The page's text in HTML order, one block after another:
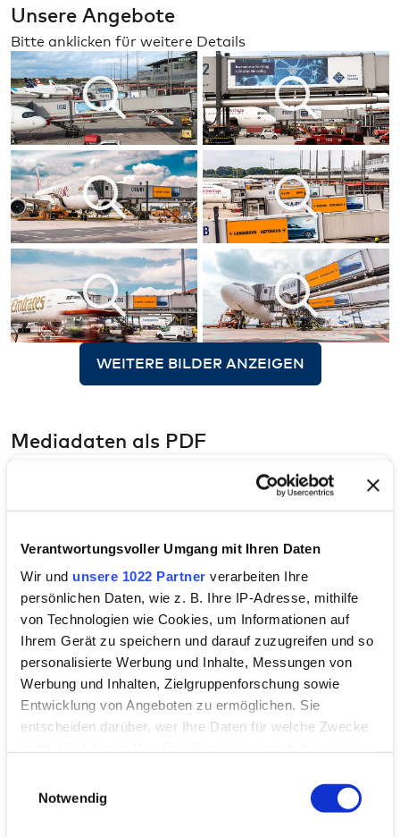
Verantwortungsvoller Umgang mit Ihren Daten
Wir und unsere 1022 Partner verarbeiten Ihre
persönlichen Daten, wie z. B. Ihre IP-Adresse, mithilfe
von Technologien wie Cookies, um Informationen auf
Ihrem Gerät zu speichern und darauf zuzugreifen und so
personalisierte Werbung und Inhalte, Messungen von
Werbung und Inhalten, Zielgruppenforschung sowie
Entwicklung von Angeboten zu ermöglichen. Sie
entscheiden darüber, wer Ihre Daten für welche Zwecke
Trigger Symbol ändern oder widerrufen
Notwendig
Technologie heben Sie sich von der Masse ab und
schaffen unvergessliche Markenerlebnisse. Out-of-
Home-Marketing (OOH) in einer idealen Umgebung
um Ihre Botschaft gezielt zu platzieren.
Wir denken Kampagnen neu, entwickeln gemeinsam
mit Ihnen revolutionäre Ideen und setzen Maßnahmen
um, die Ihre Marke in den Mittelpunkt stellen. Am
Hamburg Airport bieten wir Ihnen nicht nur Raum,
sondern auch die Möglichkeit, Ihre Ideen auf das
nächste Level zu heben.
Begeistern Sie Ihre Zielgruppe mit einem Auftritt, der
in Erinnerung bleibt – am Hamburg Airport, wo Ihre
Marke die Aufmerksamkeit erhält, die sie verdient.
Setzen Sie auf innovative Lösungen und machen Sie
Ihre Werbebotschaft zum Highlight jeder Reise!
Unsere Angebote
Bitte anklicken für weitere Details
öffnet dieses Bild in einer Dialog-Gallerie
WEITERE BILDER ANZEIGEN
Mediadaten als PDF
(8,4 MB)
Perspektive Media